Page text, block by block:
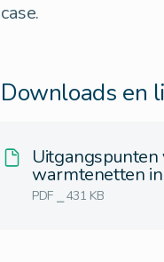
case.
Downloads en
Uitgangspunten
warmtenetten
PDF ⎯ 431 KB